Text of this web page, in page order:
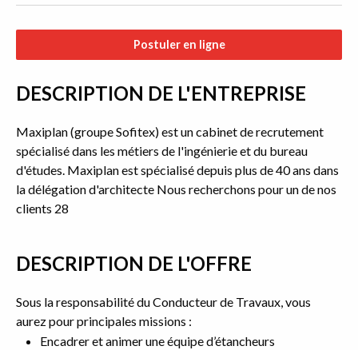
Postuler en ligne
DESCRIPTION DE L'ENTREPRISE
Maxiplan (groupe Sofitex) est un cabinet de recrutement
spécialisé dans les métiers de l'ingénierie et du bureau
d'études. Maxiplan est spécialisé depuis plus de 40 ans dans
la délégation d'architecte Nous recherchons pour un de nos
clients 28
DESCRIPTION DE L'OFFRE
Sous la responsabilité du Conducteur de Travaux, vous
aurez pour principales missions :
Encadrer et animer une équipe d’étancheurs